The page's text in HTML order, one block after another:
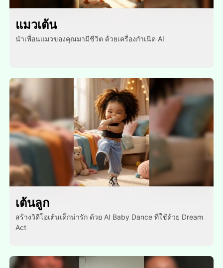
แมวเต้น
นําเพื่อนแมวของคุณมามีชีวิต ด้วยเครื่องกําเนิด AI
เต้นลูก
สร้างวิดีโอเต้นเด็กน่ารัก ด้วย AI Baby Dance ที่ใช้ด้วย Dream
Act